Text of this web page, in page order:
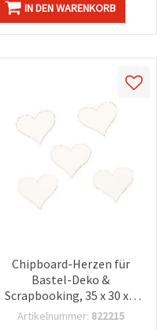
IN DEN WARENKORB
Chipboard-Herzen für
Bastel-Deko &
Scrapbooking, 35 x 30 x 1
mm – 10 Stück
Artikelnummer: 822215